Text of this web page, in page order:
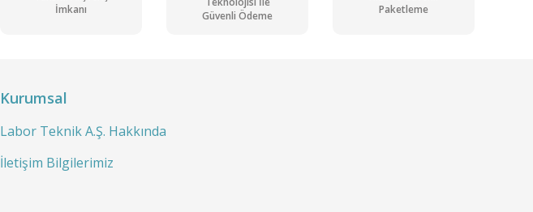
İmkanı
Güvenli Ödeme
Paketleme
Kurumsal
Labor Teknik A.Ş. Hakkında
İletişim Bilgilerimiz